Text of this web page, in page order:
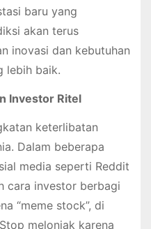
baru yang
akan terus
inovasi dan kebutuhan
lebih baik.
Investor Ritel
keterlibatan
Dalam beberapa
media seperti Reddit
cara investor berbagi
“meme stock”, di
melonjak karena